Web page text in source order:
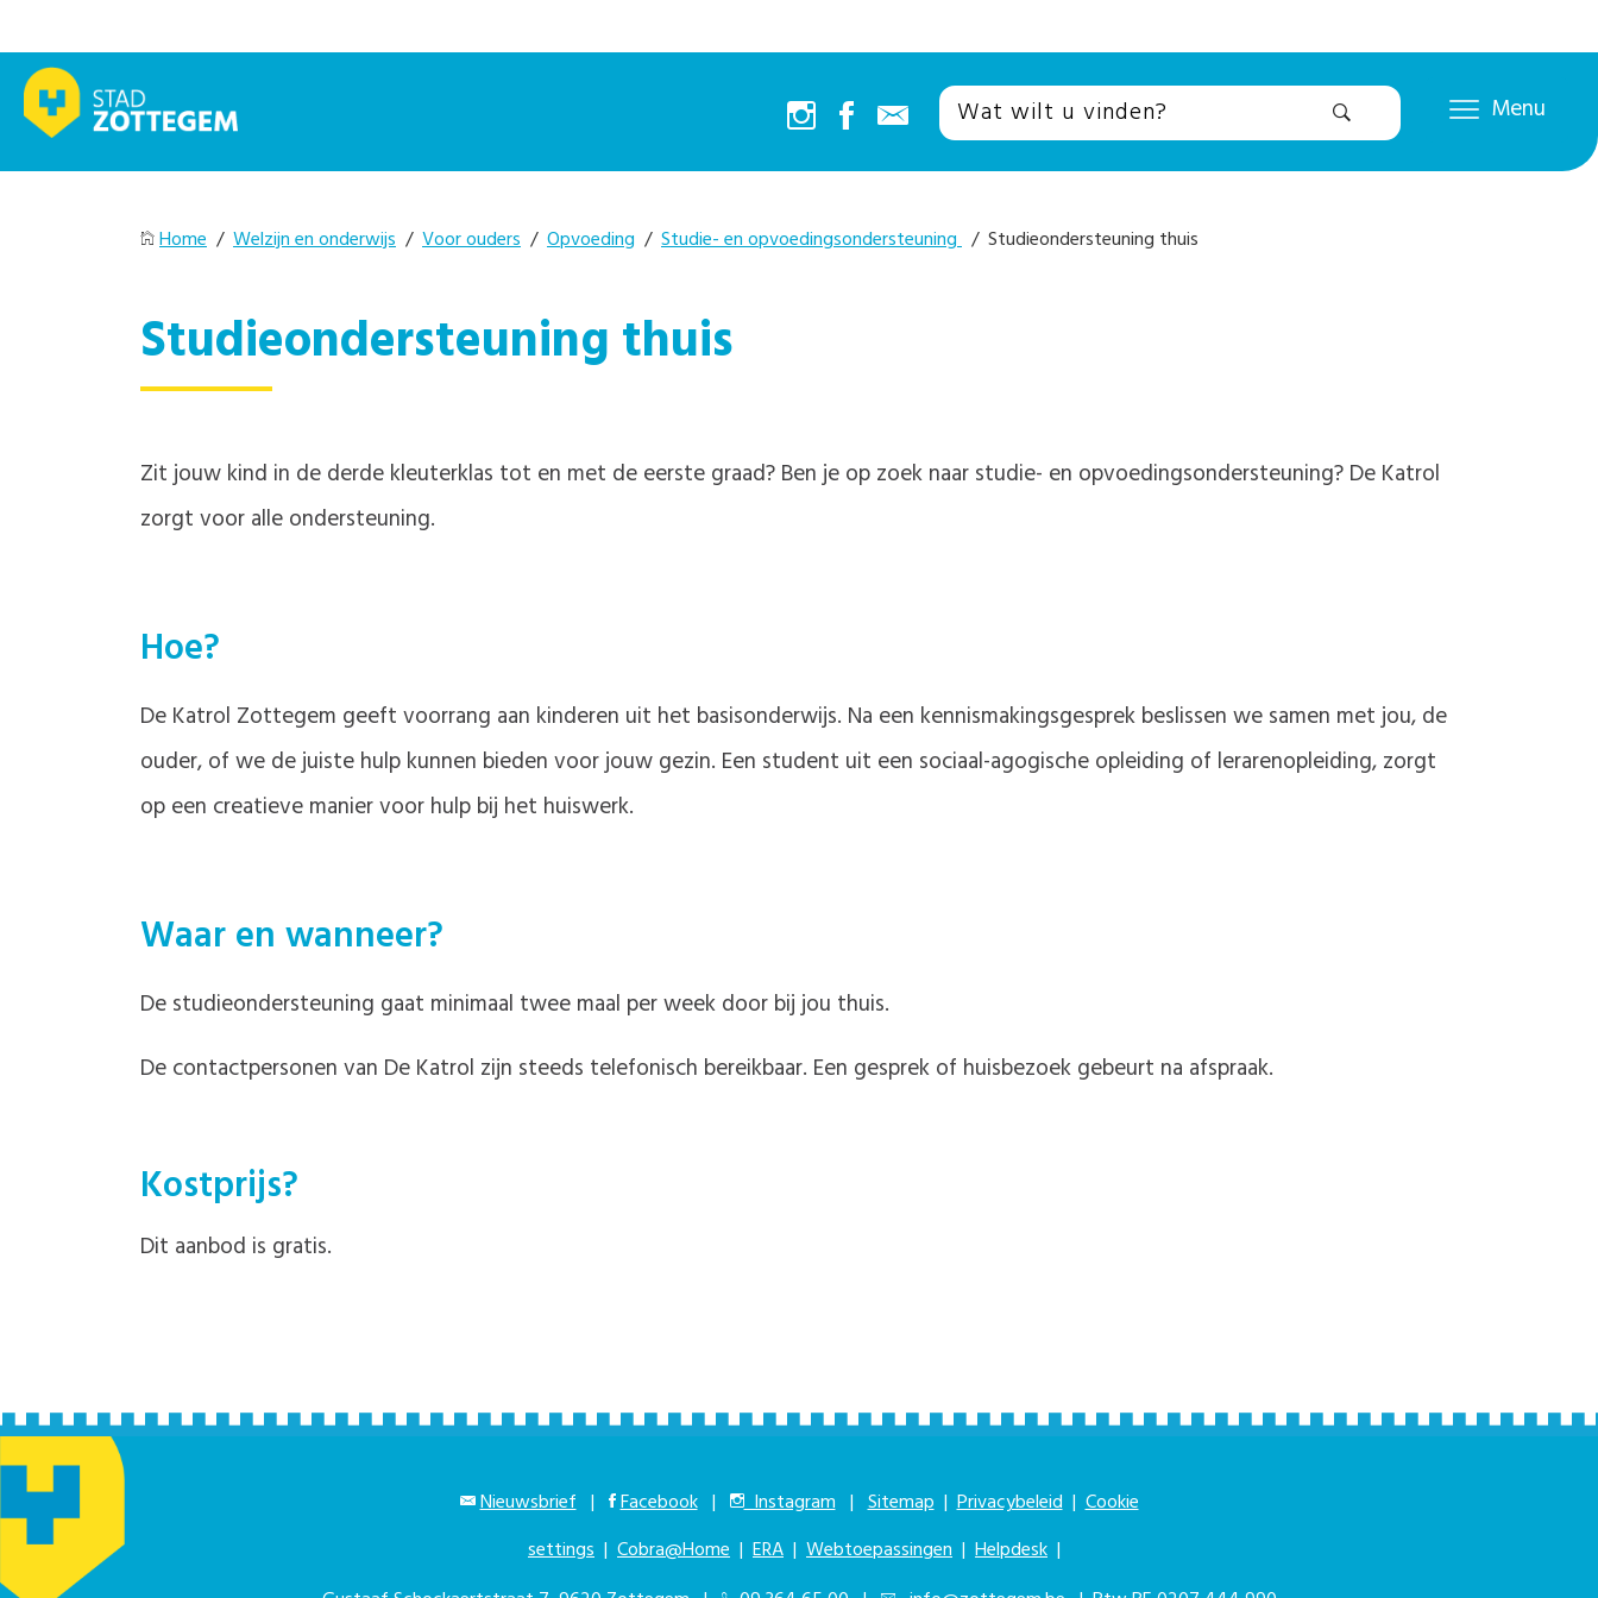
Menu
Home / Welzijn en onderwijs / Voor ouders / Opvoeding / Studie- en opvoedingsondersteuning / Studieondersteuning thuis
Studieondersteuning thuis
Zit jouw kind in de derde kleuterklas tot en met de eerste graad? Ben je op zoek naar studie- en opvoedingsondersteuning? De Katrol
zorgt voor alle ondersteuning.
Hoe?
De Katrol Zottegem geeft voorrang aan kinderen uit het basisonderwijs. Na een kennismakingsgesprek beslissen we samen met jou, de
ouder, of we de juiste hulp kunnen bieden voor jouw gezin. Een student uit een sociaal-agogische opleiding of lerarenopleiding, zorgt
op een creatieve manier voor hulp bij het huiswerk.
Waar en wanneer?
De studieondersteuning gaat minimaal twee maal per week door bij jou thuis.
De contactpersonen van De Katrol zijn steeds telefonisch bereikbaar. Een gesprek of huisbezoek gebeurt na afspraak.
Kostprijs?
Dit aanbod is gratis.
Nieuwsbrief | Facebook | Instagram | Sitemap |Privacybeleid |Cookie
settings | Cobra@Home | ERA | Webtoepassingen | Helpdesk |